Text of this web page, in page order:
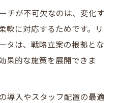
チが不可欠なのは、変化す
軟に対応するためです。リ
タは、戦略立案の根拠とな
果的な施策を展開できま
導入やスタッフ配置の最適